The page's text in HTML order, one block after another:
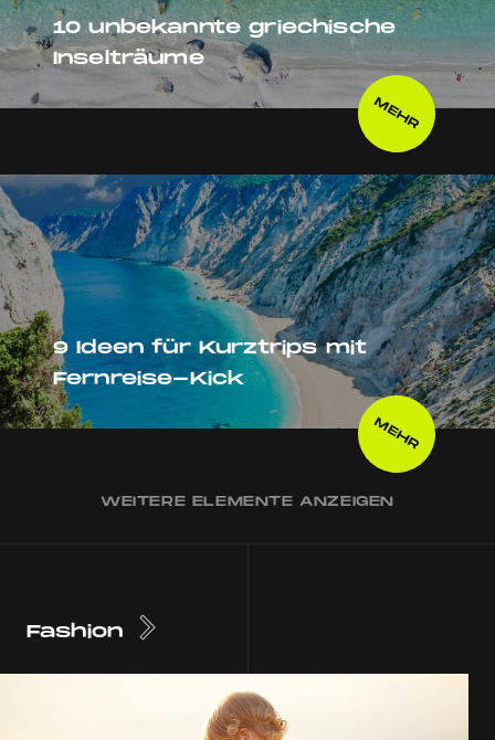
10 unbekannte griechische
Inselträume
MEHR
9 Ideen für Kurztrips mit
Fernreise-Kick
MEHR
WEITERE ELEMENTE ANZEIGEN
Fashion